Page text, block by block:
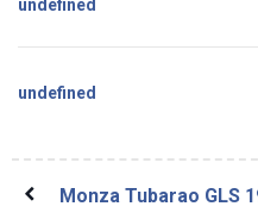
undefined
undefined
Monza Tubarao GLS